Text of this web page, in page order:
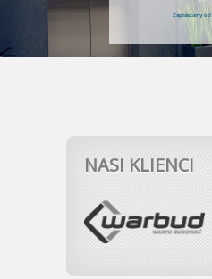
Zapraszamy
NASI KLIENCI